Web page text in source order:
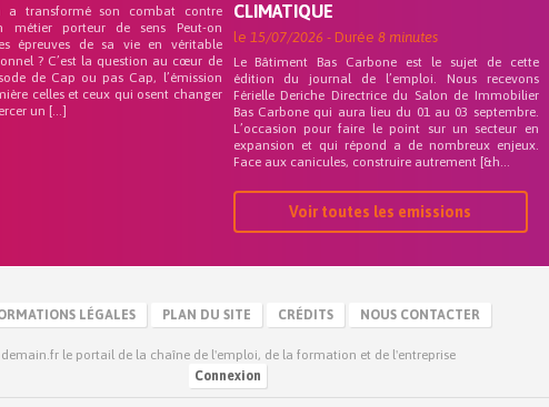
a transformé son combat contre
métier porteur de sens Peut-on
épreuves de sa vie en véritable
? C’est la question au cœur de
de Cap ou pas Cap, l’émission
celles et ceux qui osent changer
un […]
CLIMATIQUE
le 15/07/2026 - Durée 8 minutes
Le Bâtiment Bas Carbone est le sujet de cette
édition du journal de l’emploi. Nous recevons
Férielle Deriche Directrice du Salon de Immobilier
Bas Carbone qui aura lieu du 01 au 03 septembre.
L’occasion pour faire le point sur un secteur en
expansion et qui répond a de nombreux enjeux.
Face aux canicules, construire autrement [&h...
Voir toutes les emissions
LÉGALES PLAN DU SITE CRÉDITS NOUS CONTACTER
demain.fr le portail de la chaîne de l'emploi, de la formation et de l'entreprise
Connexion